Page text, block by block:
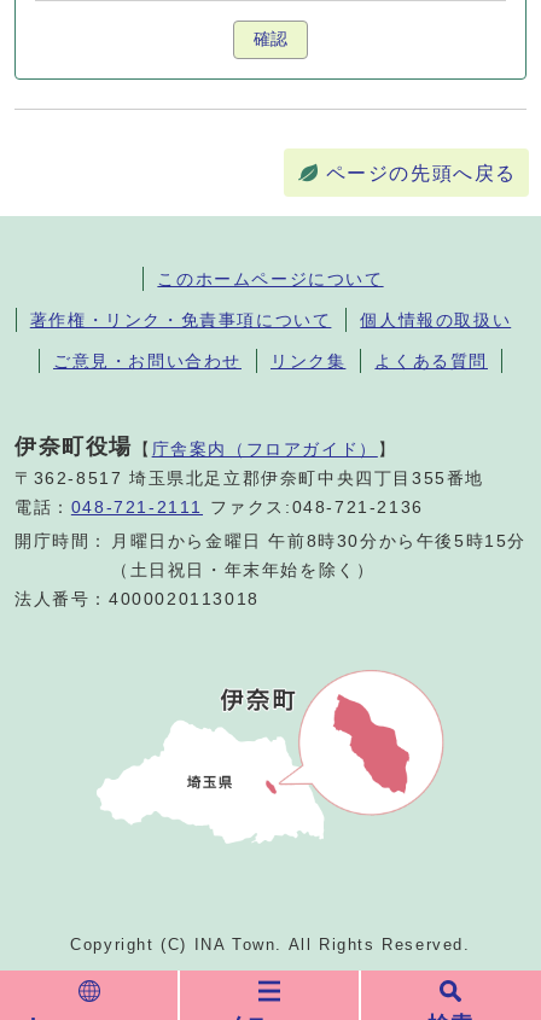
確認
ページの先頭へ戻る
このホームページについて
著作権・リンク・免責事項について 個人情報の取扱い
ご意見・お問い合わせ リンク集 よくある質問
伊奈町役場 【 庁舎案内（フロアガイド） 】
〒362-8517 埼玉県北足立郡伊奈町中央四丁目355番地
電話： 048-721-2111
ファクス:048-721-2136
開庁時間：
月曜日から金曜日 午前8時30分から午後5時15分
（土日祝日・年末年始を除く）
法人番号：4000020113018
Copyright (C) INA Town. All Rights Reserved.